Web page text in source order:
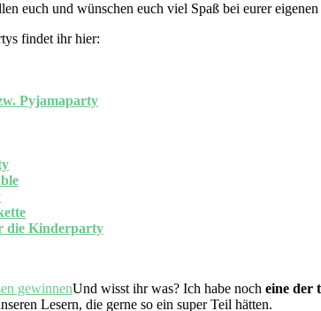
euch und wünschen euch viel Spaß bei eurer
findet ihr hier:
Pyjamaparty
die Kinderparty
Und wisst ihr was? Ich habe noch eine der
Lesern, die gerne so ein super Teil hätten.